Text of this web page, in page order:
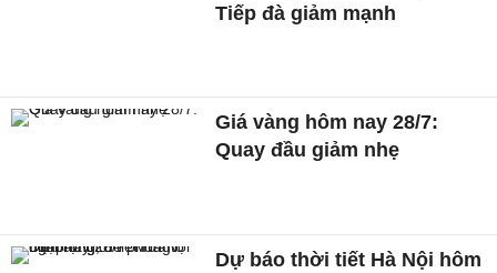
Tiếp đà giảm mạnh
Giá vàng hôm nay 28/7:
Quay đầu giảm nhẹ
Dự báo thời tiết Hà Nội hôm